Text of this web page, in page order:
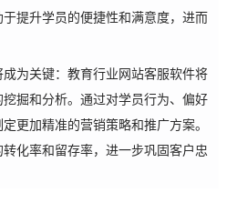
提升学员的便捷性和满意度，进而
为关键：教育行业网站客服软件将
掘和分析。通过对学员行为、偏好
更加精准的营销策略和推广方案。
化率和留存率，进一步巩固客户忠